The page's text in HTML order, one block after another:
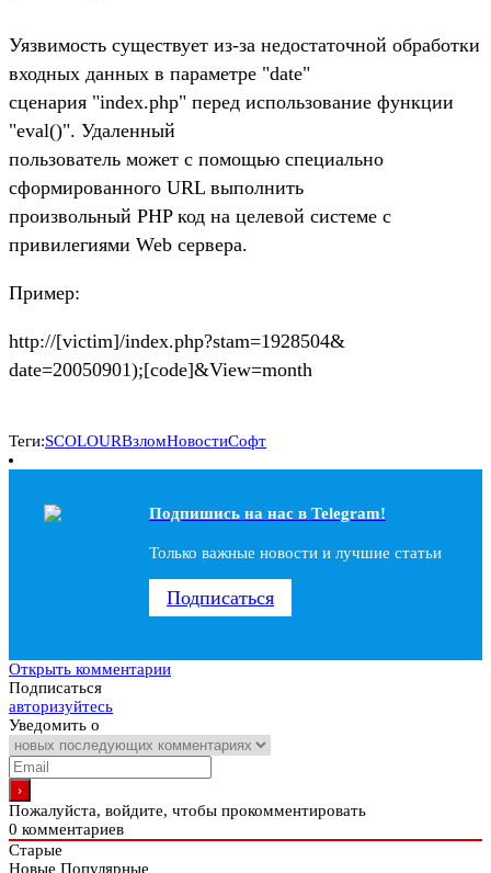
Уязвимость существует из-за недостаточной обработки
входных данных в параметре "date"
сценария "index.php" перед использование функции
"eval()". Удаленный
пользователь может с помощью специально
сформированного URL выполнить
произвольный PHP код на целевой системе с
привилегиями Web сервера.
Пример:
http://[victim]/index.php?stam=1928504&
date=20050901);[code]&View=month
Теги:SCOLOURВзломНовостиСофт
Подпишись на наc в Telegram!
Только важные новости и лучшие статьи
Подписаться
Открыть комментарии
Подписаться
авторизуйтесь
Уведомить о
Пожалуйста, войдите, чтобы прокомментировать
0 комментариев
Старые
Новые Популярные